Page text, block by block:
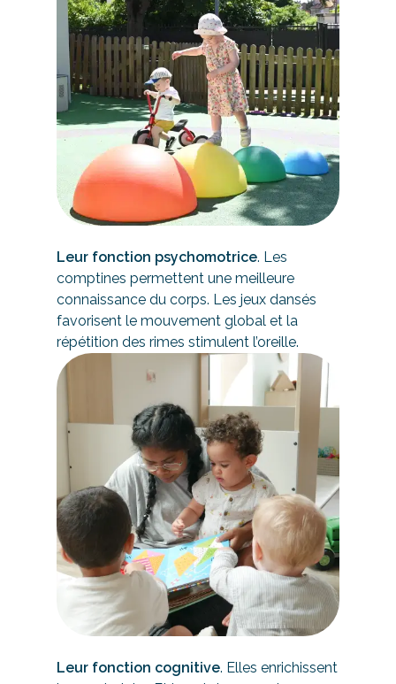
Leur fonction psychomotrice. Les
comptines permettent une meilleure
connaissance du corps. Les jeux dansés
favorisent le mouvement global et la
répétition des rimes stimulent l’oreille.
Leur fonction cognitive. Elles enrichissent